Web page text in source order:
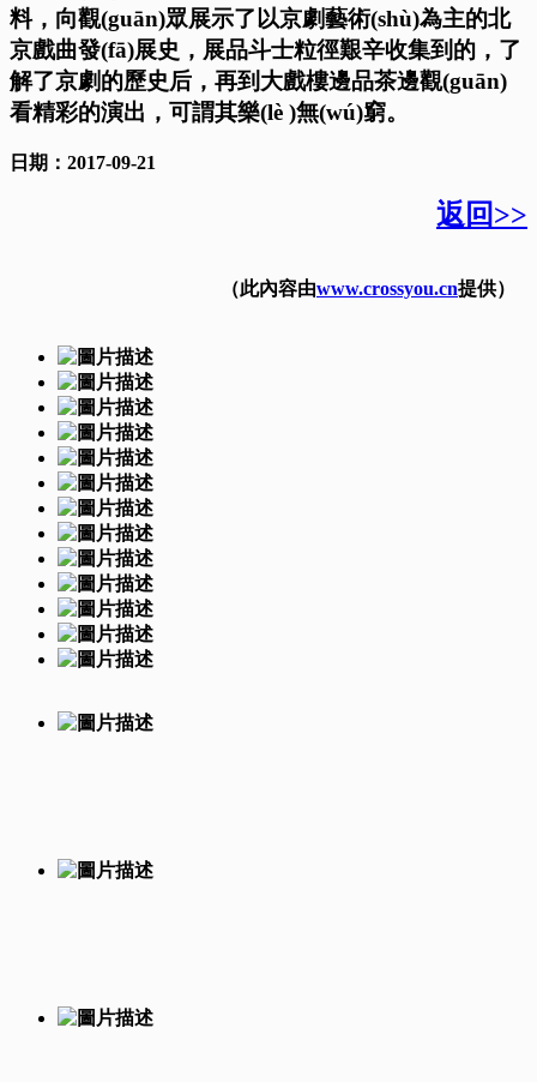
料，向觀(guān)眾展示了以京劇藝術(shù)為主的北
京戲曲發(fā)展史，展品斗士粒徑艱辛收集到的，了
解了京劇的歷史后，再到大戲樓邊品茶邊觀(guān)
看精彩的演出，可謂其樂(lè )無(wú)窮。
日期：2017-09-21
返回>>
（此內容由www.crossyou.cn提供）